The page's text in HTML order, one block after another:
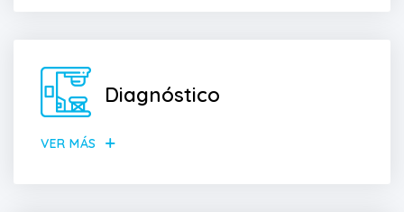
Diagnóstico
VER MÁS